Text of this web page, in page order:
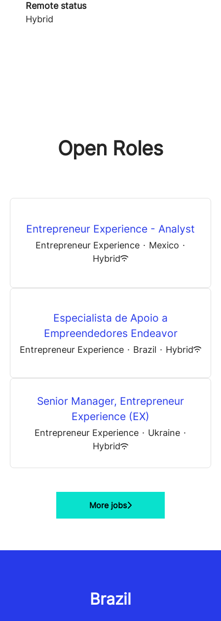
Remote status
Hybrid
Open Roles
Entrepreneur Experience - Analyst
Entrepreneur Experience · Mexico ·
Hybrid
Especialista de Apoio a
Empreendedores Endeavor
Entrepreneur Experience · Brazil · Hybrid
Senior Manager, Entrepreneur
Experience (EX)
Entrepreneur Experience · Ukraine ·
Hybrid
More jobs
Brazil